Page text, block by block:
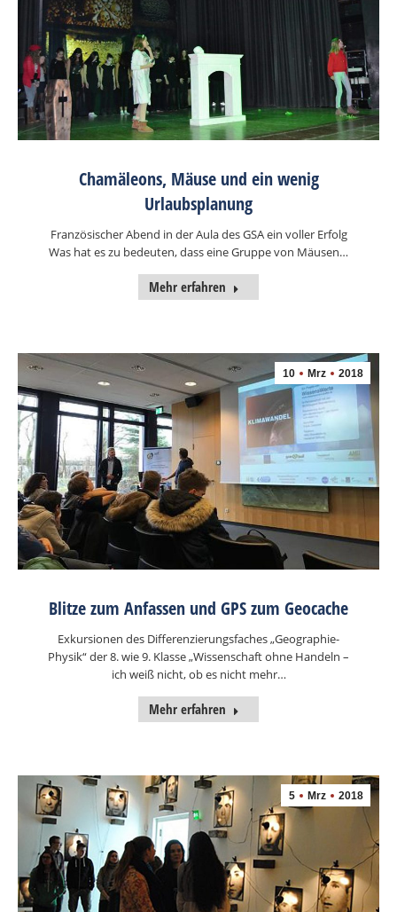
Chamäleons, Mäuse und ein wenig
Urlaubsplanung
Französischer Abend in der Aula des GSA ein voller Erfolg
Was hat es zu bedeuten, dass eine Gruppe von Mäusen…
Mehr erfahren
10 Mrz 2018
Blitze zum Anfassen und GPS zum Geocache
Exkursionen des Differenzierungsfaches „Geographie-
Physik“ der 8. wie 9. Klasse „Wissenschaft ohne Handeln –
ich weiß nicht, ob es nicht mehr…
Mehr erfahren
5 Mrz 2018